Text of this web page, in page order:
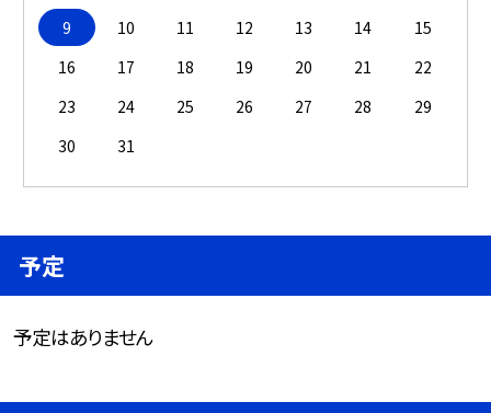
9
10 11 12 13 14
15
16
17 18 19 20 21
22
23
24 25 26 27 28
29
30
31
予定
予定はありません